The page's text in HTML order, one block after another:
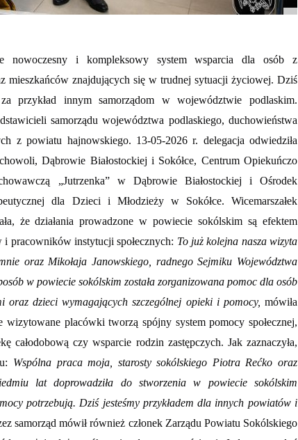
nowoczesny i kompleksowy system wsparcia dla osób z
mieszkańców znajdujących się w trudnej sytuacji życiowej. Dziś
przykład innym samorządom w województwie podlaskim.
samorządu województwa podlaskiego, duchowieństwa
z powiatu hajnowskiego. 13-05-2026 r. delegacja odwiedziła
Dąbrowie Białostockiej i Sokółce, Centrum Opiekuńczo
„Jutrzenka” w Dąbrowie Białostockiej i Ośrodek
dla Dzieci i Młodzieży w Sokółce. Wicemarszałek
że działania prowadzone w powiecie sokólskim są efektem
pracowników instytucji społecznych: To już kolejna nasza wizyta
oraz Mikołaja Janowskiego, radnego Sejmiku Województwa
w powiecie sokólskim została zorganizowana pomoc dla osób
oraz dzieci wymagających szczególnej opieki i pomocy, mówiła
wizytowane placówki tworzą spójny system pomocy społecznej,
czy wsparcie rodzin zastępczych. Jak zaznaczyła,
Wspólna praca moja, starosty sokólskiego Piotra Rećko oraz
lat doprowadziła do stworzenia w powiecie sokólskim
potrzebują. Dziś jesteśmy przykładem dla innych powiatów i
samorząd mówił również członek Zarządu Powiatu Sokólskiego